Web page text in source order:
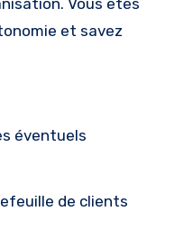
Vous êtes
et savez
éventuels
de clients